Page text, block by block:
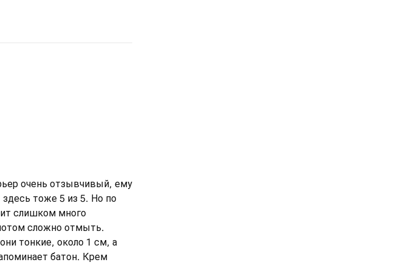
очень отзывчивый, ему
тоже 5 из 5. Но по
слишком много
сложно отмыть.
тонкие, около 1 см, а
батон. Крем